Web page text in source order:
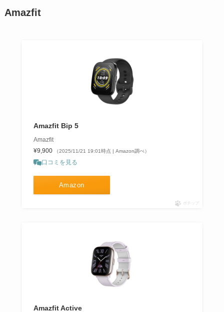
Amazfit
Amazfit Bip 5
Amazfit
¥9,900
（2025/11/21 19:01時点 | Amazon調べ）
口コミを見る
Amazon
ポチップ
Amazfit Active